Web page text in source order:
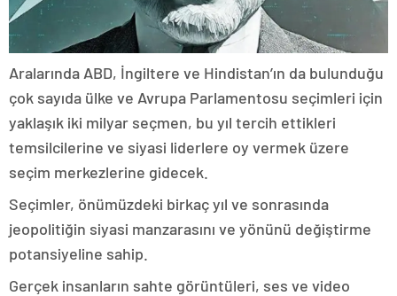
Aralarında ABD, İngiltere ve Hindistan’ın da bulunduğu
çok sayıda ülke ve Avrupa Parlamentosu seçimleri için
yaklaşık iki milyar seçmen, bu yıl tercih ettikleri
temsilcilerine ve siyasi liderlere oy vermek üzere
seçim merkezlerine gidecek.
Seçimler, önümüzdeki birkaç yıl ve sonrasında
jeopolitiğin siyasi manzarasını ve yönünü değiştirme
potansiyeline sahip.
Gerçek insanların sahte görüntüleri, ses ve video